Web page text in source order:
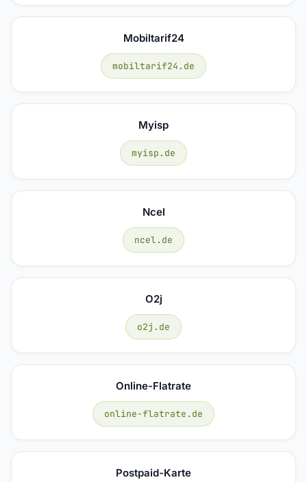
Mobiltarif24
mobiltarif24.de
Myisp
myisp.de
Ncel
ncel.de
O2j
o2j.de
Online-Flatrate
online-flatrate.de
Postpaid-Karte